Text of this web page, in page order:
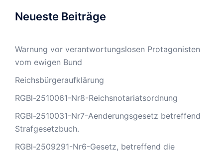
Neueste Beiträge
Warnung vor verantwortungslosen Protagonisten
vom ewigen Bund
Reichsbürgeraufklärung
RGBl-2510061-Nr8-Reichsnotariatsordnung
RGBl-2510031-Nr7-Aenderungsgesetz betreffend
Strafgesetzbuch.
RGBl-2509291-Nr6-Gesetz, betreffend die